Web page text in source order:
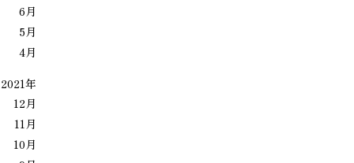
6月
5月
4月
2021年
12月
11月
10月